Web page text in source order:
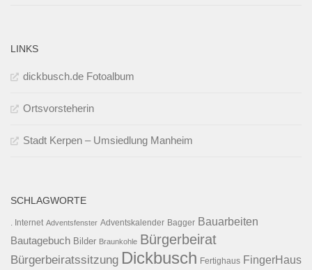
LINKS
dickbusch.de Fotoalbum
Ortsvorsteherin
Stadt Kerpen – Umsiedlung Manheim
SCHLAGWORTE
. Internet Adventsfenster Adventskalender Bagger Bauarbeiten
Bautagebuch Bilder Braunkohle Bürgerbeirat
Bürgerbeiratssitzung Dickbusch Fertighaus FingerHaus